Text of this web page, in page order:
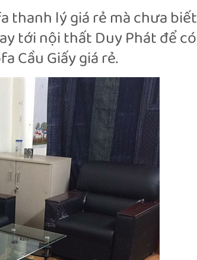
thanh lý giá rẻ mà chưa biết
tới nội thất Duy Phát để có
Cầu Giấy giá rẻ.